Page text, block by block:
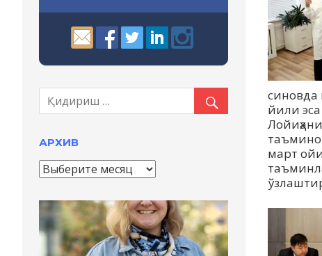
синовда
йили
март
АРХИВ
А
р
и
в